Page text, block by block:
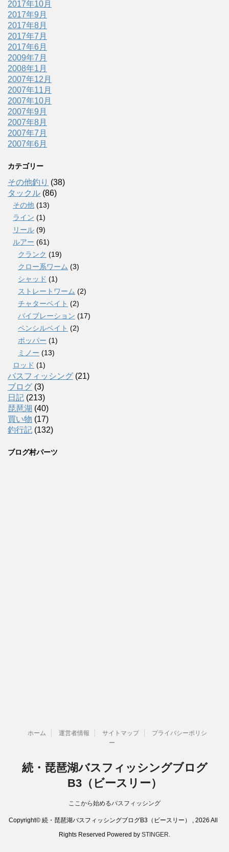
2017年10月
2017年9月
2017年8月
2017年7月
2017年6月
2009年7月
2008年1月
2007年12月
2007年11月
2007年10月
2007年9月
2007年8月
2007年7月
2007年6月
カテゴリー
その他釣り (38)
タックル (86)
その他 (13)
ライン (1)
リール (9)
ルアー (61)
クランク (19)
クロー系ワーム (3)
シャッド (1)
ストレートワーム (2)
チャターベイト (2)
バイブレーション (17)
ペンシルベイト (2)
ポッパー (1)
ミノー (13)
ロッド (1)
バスフィッシング (21)
ブログ (3)
日記 (213)
琵琶湖 (40)
買い物 (17)
釣行記 (132)
ブログ村パーツ
ホーム 運営者情報 サイトマップ
プライバシーポリシ
ー
続・琵琶湖バスフィッシングブログ
B3（ビースリー）
ここから始めるバスフィッシング
Copyright© 続・琵琶湖バスフィッシングブログB3（ビースリー） , 2026 All
Rights Reserved Powered by STINGER